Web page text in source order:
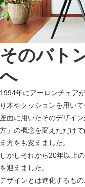
そのバト
へ
1994年にアーロンチェア
り木やクッションを用い
座面に用いたそのデザイ
方」の概念を変えただけ
え方をも変えました。
しかしそれから20年以上
を迎えました。
デザインとは進化するもの